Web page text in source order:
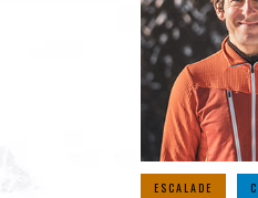
ESCALADE